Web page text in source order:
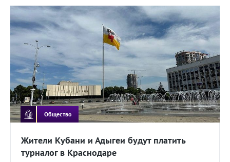
Общество
Жители Кубани и Адыгеи будут платить
турналог в Краснодаре